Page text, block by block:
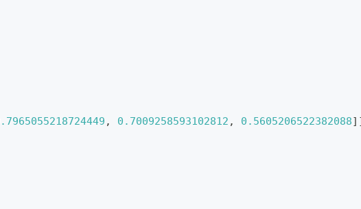
, 0.7009258593102812 , 0.5605206522382088]